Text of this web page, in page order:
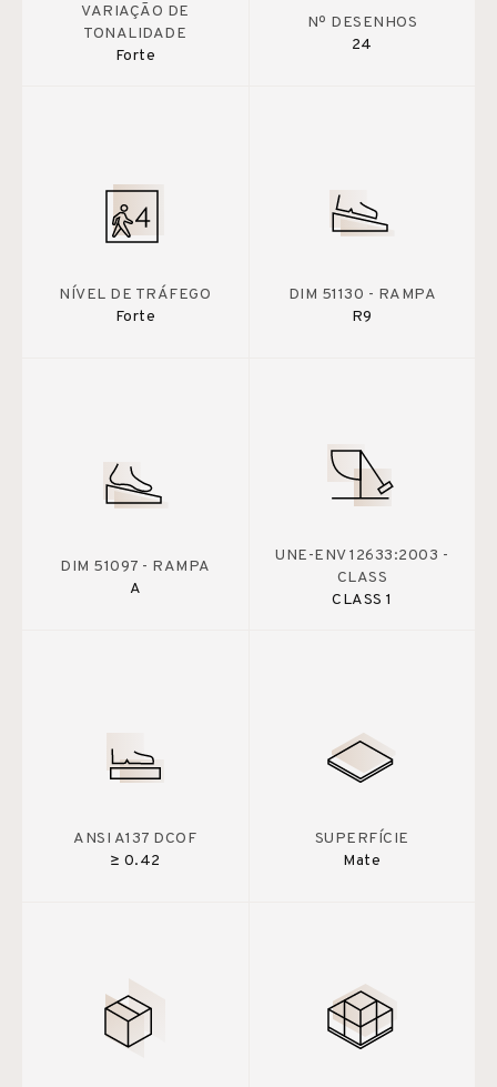
VARIAÇÃO DE
TONALIDADE
Forte
Nº DESENHOS
24
NÍVEL DE TRÁFEGO
Forte
DIM 51130 - RAMPA
R9
DIM 51097 - RAMPA
A
UNE-ENV 12633:2003 -
CLASS
CLASS 1
ANSI A137 DCOF
≥ 0.42
SUPERFÍCIE
Mate